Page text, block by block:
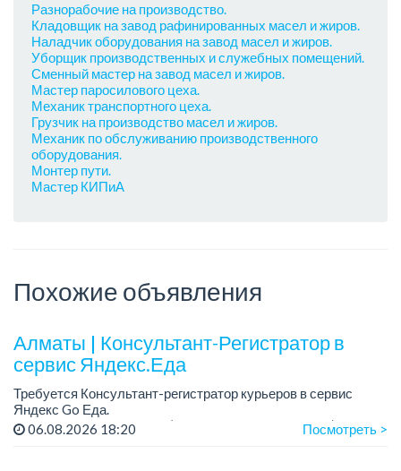
Разнорабочие на производство.
Кладовщик на завод рафинированных масел и жиров.
Наладчик оборудования на завод масел и жиров.
Уборщик производственных и служебных помещений.
Сменный мастер на завод масел и жиров.
Мастер паросилового цеха.
Механик транспортного цеха.
Грузчик на производство масел и жиров.
Механик по обслуживанию производственного
оборудования.
Монтер пути.
Мастер КИПиА
Похожие объявления
Алматы | Консультант-Регистратор в
сервис Яндекс.Еда
Требуется Консультант-регистратор курьеров в сервис
Яндекс Go Еда.
Условия: работа в офисе (Абылай хана - Макатаева).
06.08.2026 18:20 Посмотреть >